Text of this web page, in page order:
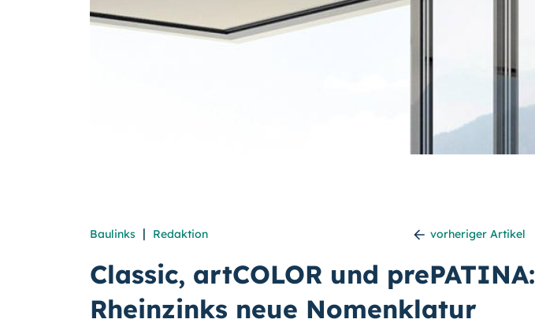
Baulinks | Redaktion vorheriger Artikel
Classic, artCOLOR und prePATINA:
Rheinzinks neue Nomenklatur